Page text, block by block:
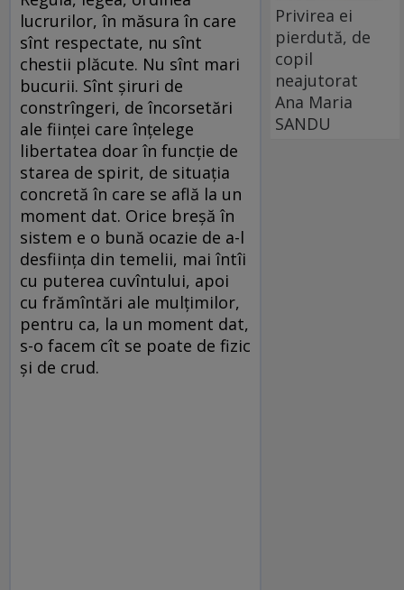
lucrurilor, în măsura în care
sînt respectate, nu sînt
chestii plăcute. Nu sînt mari
bucurii. Sînt șiruri de
constrîngeri, de încorsetări
ale ființei care înțelege
libertatea doar în funcție de
starea de spirit, de situația
concretă în care se află la un
moment dat. Orice breșă în
sistem e o bună ocazie de a-l
desființa din temelii, mai întîi
cu puterea cuvîntului, apoi
cu frămîntări ale mulțimilor,
pentru ca, la un moment dat,
s-o facem cît se poate de fizic
și de crud.
Privirea ei
pierdută, de
copil
neajutorat
Ana Maria
SANDU